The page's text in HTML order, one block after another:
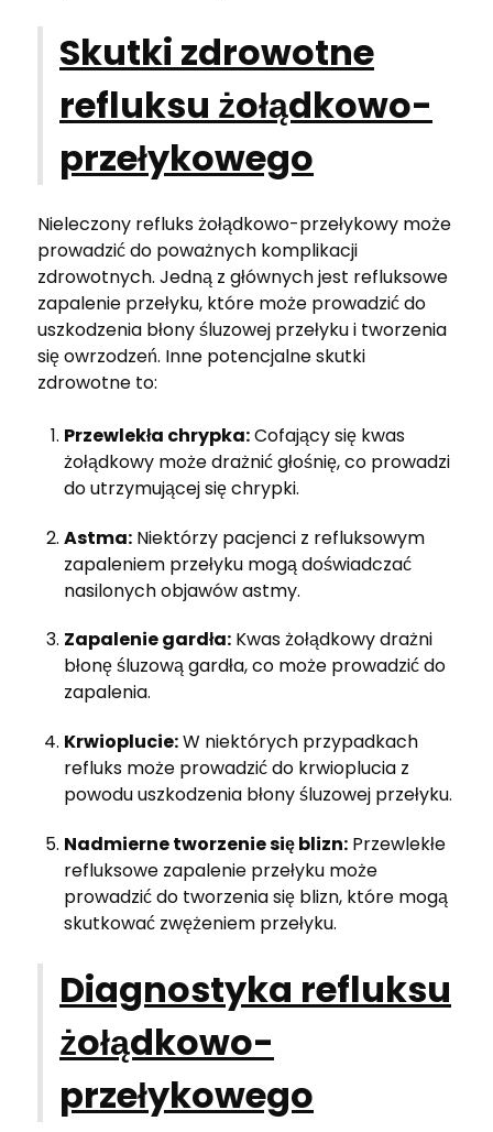
Skutki zdrowotne
refluksu żołądkowo-
przełykowego
Nieleczony refluks żołądkowo-przełykowy może
prowadzić do poważnych komplikacji
zdrowotnych. Jedną z głównych jest refluksowe
zapalenie przełyku, które może prowadzić do
uszkodzenia błony śluzowej przełyku i tworzenia
się owrzodzeń. Inne potencjalne skutki
zdrowotne to:
Przewlekła chrypka:Cofający się kwas
żołądkowy może drażnić głośnię, co prowadzi
do utrzymującej się chrypki.
Astma: Niektórzy pacjenci z refluksowym
zapaleniem przełyku mogą doświadczać
nasilonych objawów astmy.
Zapalenie gardła: Kwas żołądkowy drażni
błonę śluzową gardła, co może prowadzić do
zapalenia.
Krwioplucie:W niektórych przypadkach
refluks może prowadzić do krwioplucia z
powodu uszkodzenia błony śluzowej przełyku.
Nadmierne tworzenie się blizn: Przewlekłe
refluksowe zapalenie przełyku może
prowadzić do tworzenia się blizn, które mogą
skutkować zwężeniem przełyku.
Diagnostyka refluksu
żołądkowo-
przełykowego